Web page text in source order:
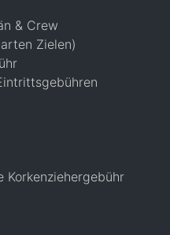
& Crew
Zielen)
Korkenziehergebühr